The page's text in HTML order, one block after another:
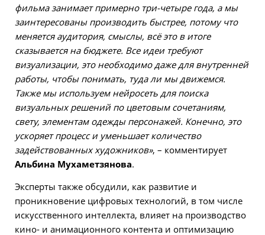
фильма занимает примерно три-четыре года, а мы
заинтересованы производить быстрее, потому что
меняется аудитория, смыслы, всё это в итоге
сказывается на бюджете. Все идеи требуют
визуализации, это необходимо даже для внутренней
работы, чтобы понимать, туда ли мы движемся.
Также мы используем нейросеть для поиска
визуальных решений по цветовым сочетаниям,
свету, элементам одежды персонажей. Конечно, это
ускоряет процесс и уменьшает количество
задействованных художников», – комментирует
Альбина Мухаметзянова.
Эксперты также обсудили, как развитие и
проникновение цифровых технологий, в том числе
искусственного интеллекта, влияет на производство
кино- и анимационного контента и оптимизацию